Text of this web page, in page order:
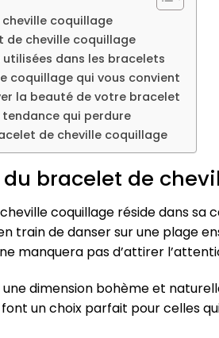
coquillage
de cheville coquillage
dans les bracelets
coquillage qui vous convient
la beauté de votre bracelet
qui perdure
de cheville coquillage
bracelet de
coquillage réside dans
train de danser sur une plage
manquera pas d’attirer
dimension bohème et
un choix parfait pour celles